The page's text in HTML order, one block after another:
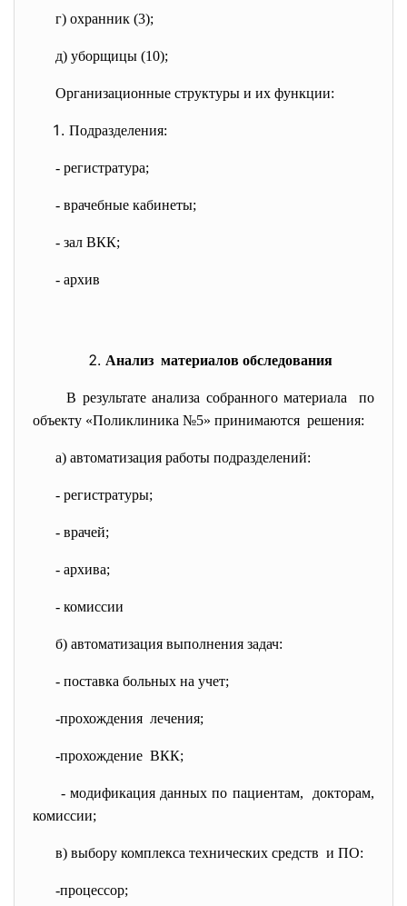
г) охранник (3);
д) уборщицы (10);
Организационные структуры и их функции:
Подразделения:
- регистратура;
- врачебные кабинеты;
- зал ВКК;
- архив
Анализ материалов обследования
В результате анализа собранного материала по
объекту «Поликлиника №5» принимаются решения:
а) автоматизация работы подразделений:
- регистратуры;
- врачей;
- архива;
- комиссии
б) автоматизация выполнения задач:
- поставка больных на учет;
-прохождения лечения;
-прохождение ВКК;
- модификация данных по пациентам, докторам,
комиссии;
в) выбору комплекса технических средств и ПО:
-процессор;